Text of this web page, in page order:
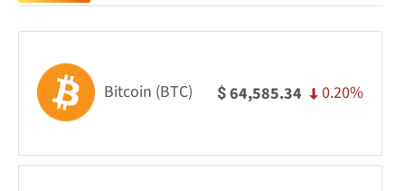
Bitcoin (BTC) $64,585.34 0.20%